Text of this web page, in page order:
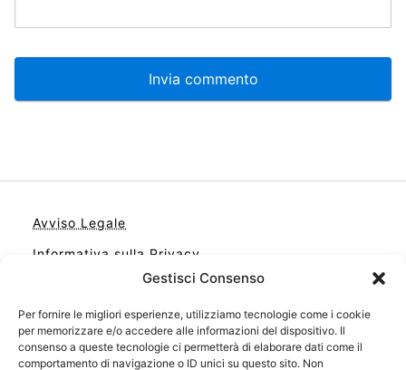
Gestisci Consenso
Per fornire le migliori esperienze, utilizziamo tecnologie come i cookie
per memorizzare e/o accedere alle informazioni del dispositivo. Il
consenso a queste tecnologie ci permetterà di elaborare dati come il
comportamento di navigazione o ID unici su questo sito. Non
Avviso Legale
Informativa sulla Privacy
Contatto
Cookie Policy (UE)